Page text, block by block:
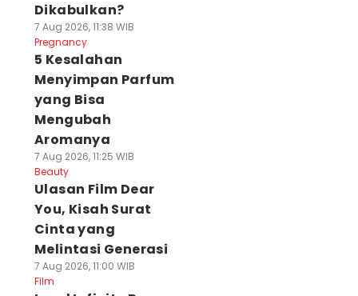
Dikabulkan?
7 Aug 2026, 11:38 WIB
Pregnancy
5 Kesalahan
Menyimpan Parfum
yang Bisa
Mengubah
Aromanya
7 Aug 2026, 11:25 WIB
Beauty
Ulasan Film Dear
You, Kisah Surat
Cinta yang
Melintasi Generasi
7 Aug 2026, 11:00 WIB
Film